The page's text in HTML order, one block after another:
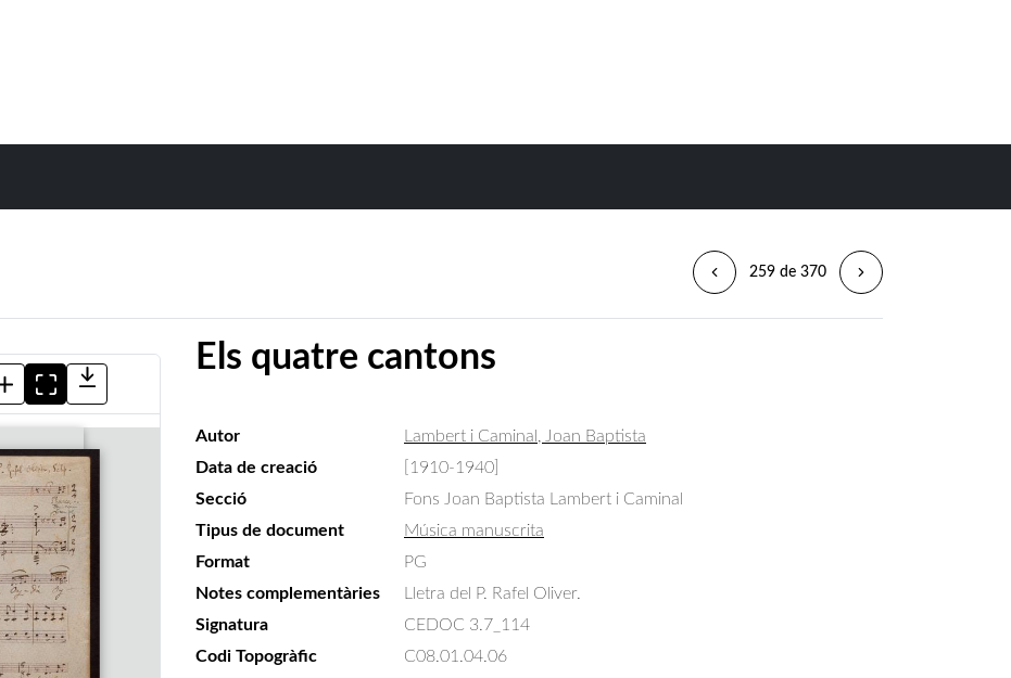
259 de 370
Els quatre cantons
Autor
Lambert i Caminal, Joan Baptista
Data de creació
[1910-1940]
Secció
Fons Joan Baptista Lambert i Caminal
Tipus de document
Música manuscrita
Format
PG
Notes complementàries
Lletra del P. Rafel Oliver.
Signatura
CEDOC 3.7_114
Codi Topogràfic
C08.01.04.06